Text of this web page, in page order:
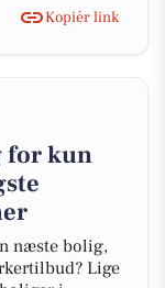
Kopiér link
for kun
næste bolig,
Lige